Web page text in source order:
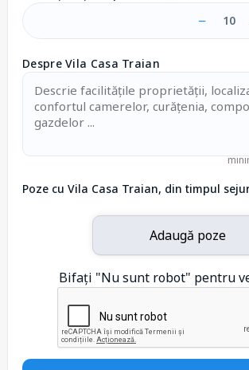
− 10
Despre Vila Casa Traian
Poze cu Vila Casa Traian, din timpul
Adaugă poze
Bifați "Nu sunt robot" pentru